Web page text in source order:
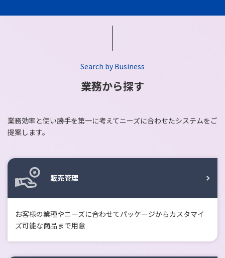
Search by Business
業務から探す
業務効率と使い勝手を第一に考えてニーズに合わせたシステムをご
提案します。
販売管理
お客様の業種やニーズに合わせてパッケージからカスタマイ
ズ可能な商品まで用意